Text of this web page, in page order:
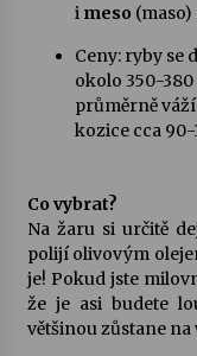
i meso (maso)
Ceny: ryby se
okolo 350-
průměrně
kozice cca 90-
Co vybrat?
Na žaru si určitě
polijí olivovým
je! Pokud jste
že je asi budete
většinou zůstane na